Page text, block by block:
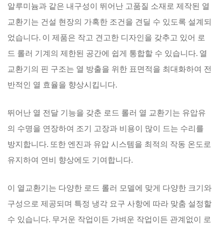
알루미늄과 같은 내구성이 뛰어난 고품질 소재로 제작된 열
교환기는 건설 현장의 가혹한 조건을 견딜 수 있도록 설계되
었습니다. 이 제품은 작고 견고한 디자인을 갖추고 있어 로
드 롤러 기계의 제한된 공간에 쉽게 통합할 수 있습니다. 열
교환기의 핀 구조는 열 방출을 위한 표면적을 최대화하여 전
반적인 열 효율을 향상시킵니다.
뛰어난 열 전달 기능을 갖춘 로드 롤러 열 교환기는 유압유
의 수명을 연장하여 조기 고장과 비용이 많이 드는 수리를
방지합니다. 또한 엔진과 유압 시스템을 최적의 작동 온도로
유지하여 연비 향상에도 기여합니다.
이 열교환기는 다양한 로드 롤러 모델에 맞게 다양한 크기와
구성으로 제공되며 특정 냉각 요구 사항에 따라 맞춤 설정할
수 있습니다. 무거운 작업이든 가벼운 작업이든 관계없이 로